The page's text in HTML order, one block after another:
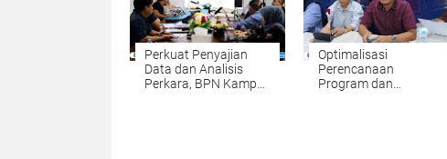
Perkuat Penyajian
Data dan Analisis
Perkara, BPN Kampar
Optimalisasi
Perencanaan
Program dan